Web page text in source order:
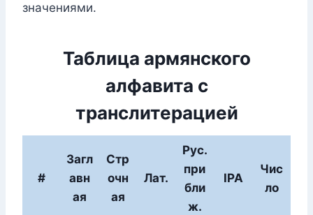
значениями.
Таблица армянского
алфавита с
транслитерацией
#
Загл
авн
ая
Стр
очн
ая
Лат.
Рус.
при
бли
ж.
IPA
Чис
ло